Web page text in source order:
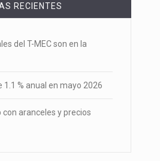
RECIENTES
del T-MEC son en la
1.1 % anual en mayo 2026
con aranceles y precios